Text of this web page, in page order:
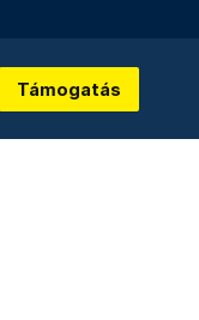
Támogatás